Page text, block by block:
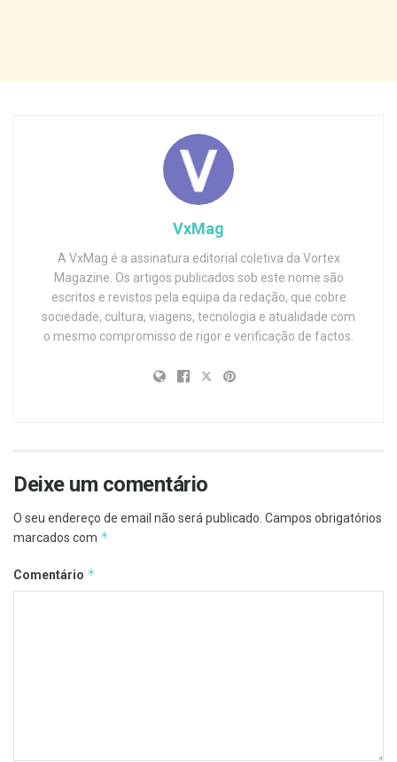
VxMag
A VxMag é a assinatura editorial coletiva da Vortex
Magazine. Os artigos publicados sob este nome são
escritos e revistos pela equipa da redação, que cobre
sociedade, cultura, viagens, tecnologia e atualidade com
o mesmo compromisso de rigor e verificação de factos.
Deixe um comentário
O seu endereço de email não será publicado. Campos obrigatórios
marcados com *
Comentário *